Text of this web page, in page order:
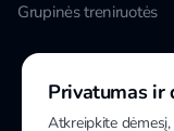
Grupinės treniruotės
Privatumas ir
Atkreipkite